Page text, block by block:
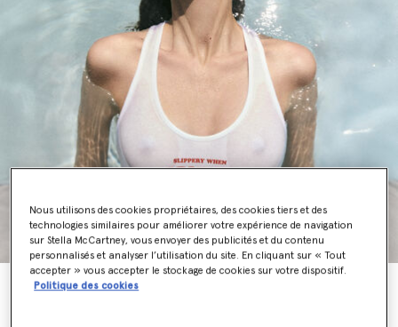
Nous utilisons des cookies propriétaires, des cookies tiers et des
technologies similaires pour améliorer votre expérience de navigation
sur Stella McCartney, vous envoyer des publicités et du contenu
personnalisés et analyser l’utilisation du site. En cliquant sur « Tout
accepter » vous accepter le stockage de cookies sur votre dispositif.
Politique des cookies